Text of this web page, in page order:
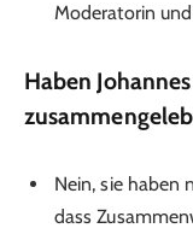
Moderatorin
Haben
Nein, sie haben
dass